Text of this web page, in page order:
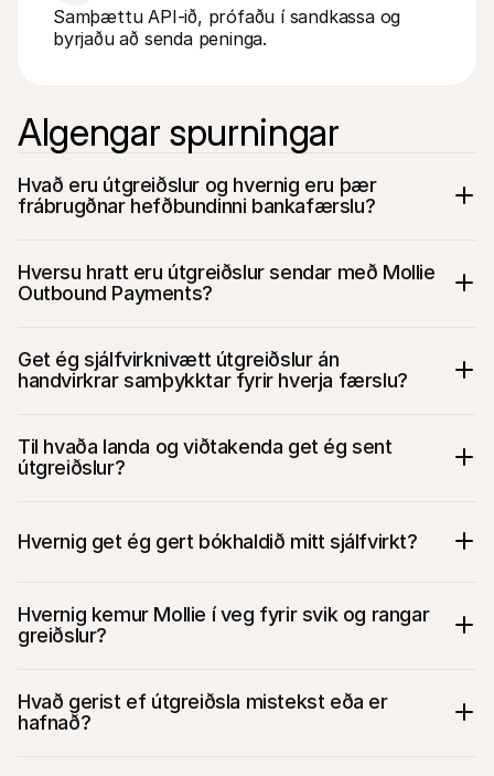
Samþættu API-ið, prófaðu í sandkassa og
byrjaðu að senda peninga.
Algengar spurningar
Hvað eru útgreiðslur og hvernig eru þær
frábrugðnar hefðbundinni bankafærslu?
Hversu hratt eru útgreiðslur sendar með Mollie
Outbound Payments?
Get ég sjálfvirknivætt útgreiðslur án
handvirkrar samþykktar fyrir hverja færslu?
Til hvaða landa og viðtakenda get ég sent
útgreiðslur?
Hvernig get ég gert bókhaldið mitt sjálfvirkt?
Hvernig kemur Mollie í veg fyrir svik og rangar
greiðslur?
Hvað gerist ef útgreiðsla mistekst eða er
hafnað?